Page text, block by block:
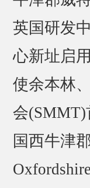
英国研发
心新址启
使余本林
会(SMMT)
国西牛津